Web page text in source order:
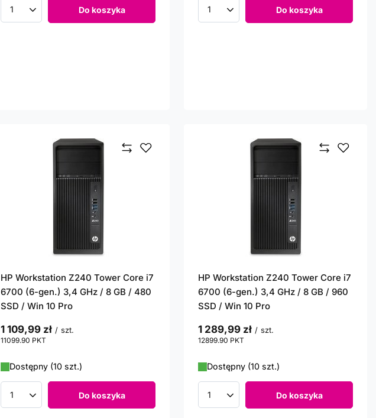
Ilość produktów Do koszyka Ilość produktów Do koszyka
HP Workstation Z240 Tower Core i7
6700 (6-gen.) 3,4 GHz / 8 GB / 480
SSD / Win 10 Pro
1 109,99 zł / szt.
11099.90 PKT
Dostępny (10 szt.)
Ilość produktów Do koszyka
HP Workstation Z240 Tower Core i7
6700 (6-gen.) 3,4 GHz / 8 GB / 960
SSD / Win 10 Pro
1 289,99 zł / szt.
12899.90 PKT
Dostępny (10 szt.)
Ilość produktów Do koszyka